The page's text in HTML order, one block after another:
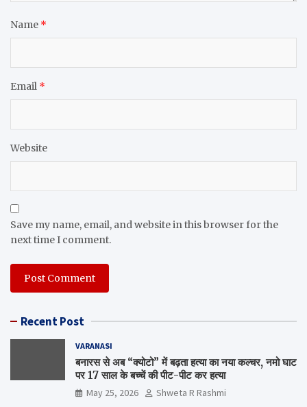
Name *
Email *
Website
Save my name, email, and website in this browser for the
next time I comment.
Recent Post
VARANASI
बनारस से अब “क्योटो” में बढ़ता हत्या का नया कल्चर, नमो घाट
पर 17 साल के बच्चें की पीट-पीट कर हत्या
May 25, 2026 Shweta R Rashmi